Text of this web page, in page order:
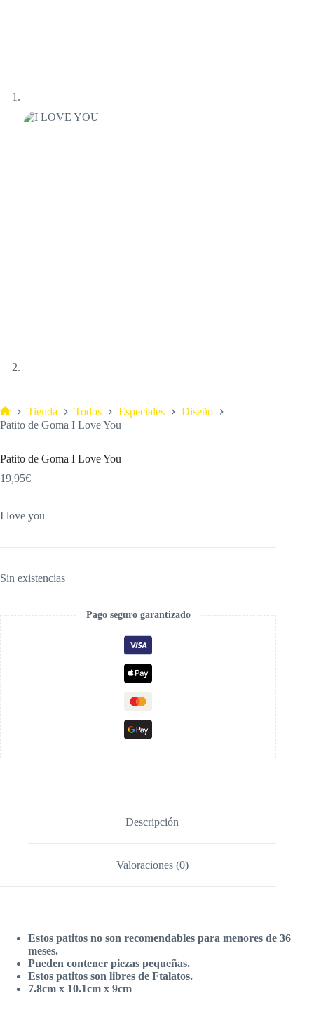
Tienda Todos Especiales
Diseño
Patito de Goma I Love You
Patito de Goma I Love You
19,95€
I love you
Sin existencias
Pago seguro garantizado
Descripción
Valoraciones (0)
Estos patitos no son recomendables para menores de 36
meses.
Pueden contener piezas pequeñas.
Estos patitos son libres de Ftalatos.
7.8cm x 10.1cm x 9cm